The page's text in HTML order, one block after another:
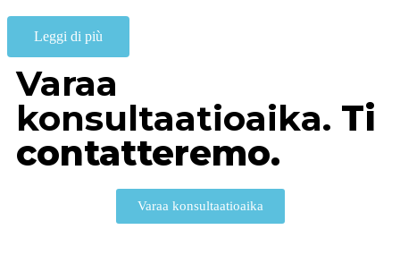
Leggi di più
Varaa
konsultaatioaika. Ti
contatteremo.
Varaa konsultaatioaika